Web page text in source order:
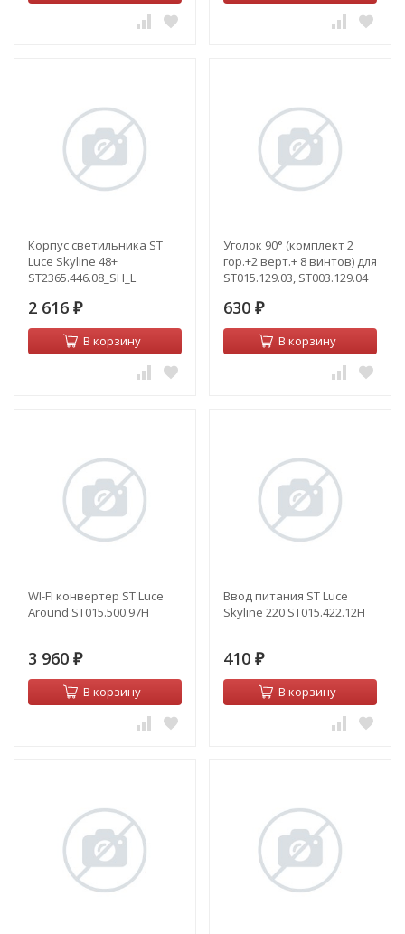
Корпус светильника ST
Luce Skyline 48+
ST2365.446.08_SH_L
2 616 ₽
В корзину
Уголок 90° (комплект 2
гор.+2 верт.+ 8 винтов) для
ST015.129.03, ST003.129.04
ST015.179.02.1
630 ₽
В корзину
WI-FI конвертер ST Luce
Around ST015.500.97H
3 960 ₽
В корзину
Ввод питания ST Luce
Skyline 220 ST015.422.12H
410 ₽
В корзину